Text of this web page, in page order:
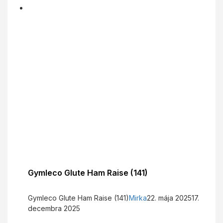
Gymleco Glute Ham Raise (141)
Gymleco Glute Ham Raise (141)Mirka22. mája 202517.
decembra 2025